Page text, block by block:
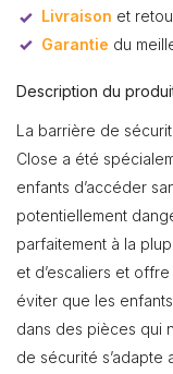
Livraison et
Garantie du
Description du
La barrière de
Close a été
enfants d’accéder
potentiellement
parfaitement à la
et d’escaliers et
éviter que les
dans des pièces qui
de sécurité s’adapte